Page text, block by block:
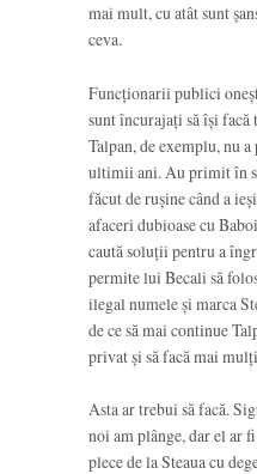
mai mult, cu atât sunt
ceva.
Funcționarii publici
sunt încurajați să își facă
Talpan, de exemplu, nu
ultimii ani. Au primit în
făcut de rușine când a
afaceri dubioase cu
caută soluții pentru a
permite lui Becali să
ilegal numele și marca
de ce să mai continue
privat și să facă mai
Asta ar trebui să facă.
noi am plânge, dar el ar
plece de la Steaua cu